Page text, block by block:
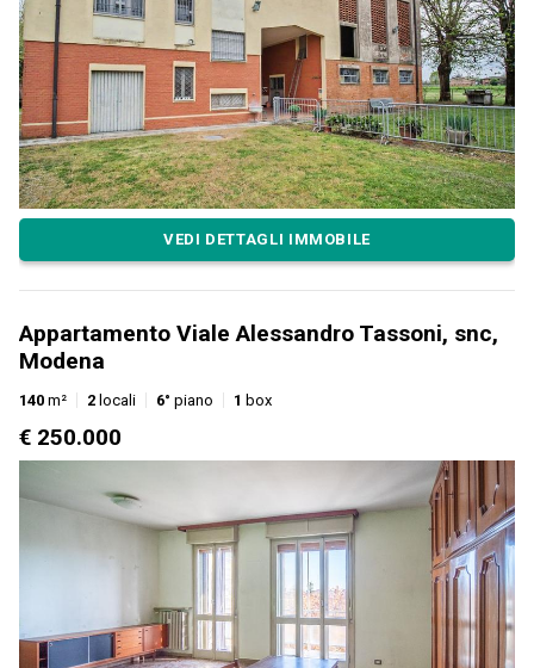
VEDI DETTAGLI IMMOBILE
Appartamento Viale Alessandro Tassoni, snc,
Modena
140 m² 2 locali 6° piano 1 box
€ 250.000